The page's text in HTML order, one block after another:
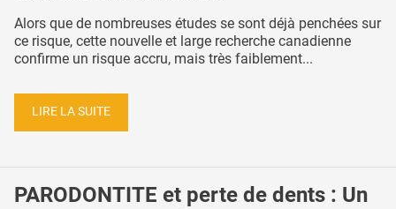
Alors que de nombreuses études se sont déjà penchées sur
ce risque, cette nouvelle et large recherche canadienne
confirme un risque accru, mais très faiblement...
LIRE LA SUITE
PARODONTITE et perte de dents : Un